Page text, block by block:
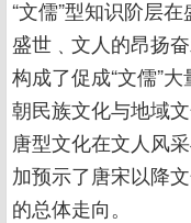
“文儒”型知识阶层
盛世﹑文人的昂扬
构成了促成“文儒”
朝民族文化与地域
唐型文化在文人风
加预示了唐宋以降
的总体走向。